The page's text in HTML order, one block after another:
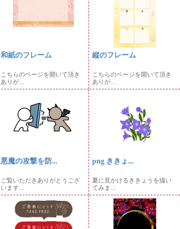
和紙のフレーム
こちらのページを開いて頂き
ありが...
縦のフレーム
こちらのページを開いて頂き
ありが...
悪魔の攻撃を防...
ご覧いただきありがとうござ
います...
png ききょ...
夏に見かけるききょうを描い
てみま...